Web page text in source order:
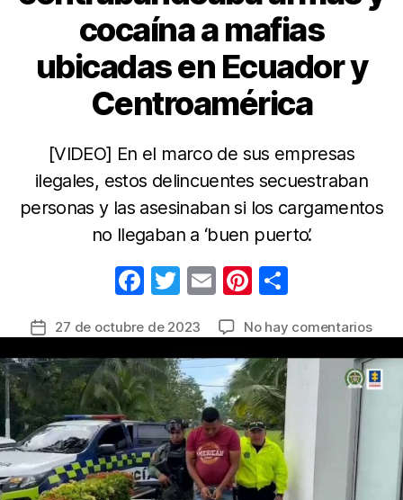
cocaína a mafias
ubicadas en Ecuador y
Centroamérica
[VIDEO] En el marco de sus empresas
ilegales, estos delincuentes secuestraban
personas y las asesinaban si los cargamentos
no llegaban a ‘buen puerto’.
F
c
e
b
o
o
k
T
itt
er
E
ail
Pi
er
e
st
m
p
Fecha
la
entrada
27 de octubre de 2023 No hay comentariosen
red